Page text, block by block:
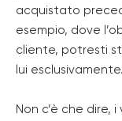
acquistato
esempio, dove
cliente, potresti
lui esclusivamente.
Non c’è che dire,